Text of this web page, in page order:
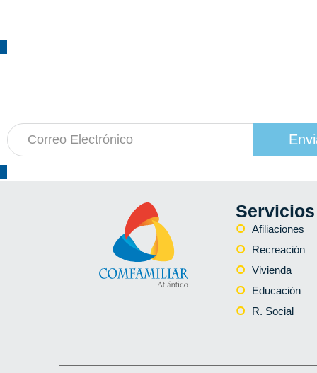
Servicios
Afiliaciones
Recreación
Vivienda
Educación
R. Social